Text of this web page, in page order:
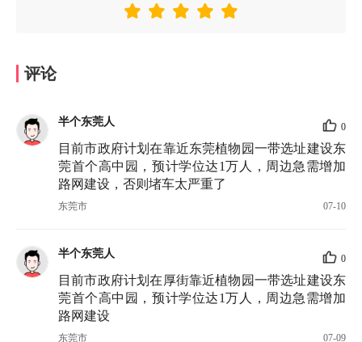
评论
半个东莞人 0
目前市政府计划在靠近东莞植物园一带选址建设东
莞首个高中园，预计学位达1万人，周边急需增加
路网建设，否则堵车太严重了
东莞市 07-10
半个东莞人 0
目前市政府计划在厚街靠近植物园一带选址建设东
莞首个高中园，预计学位达1万人，周边急需增加
路网建设
东莞市 07-09